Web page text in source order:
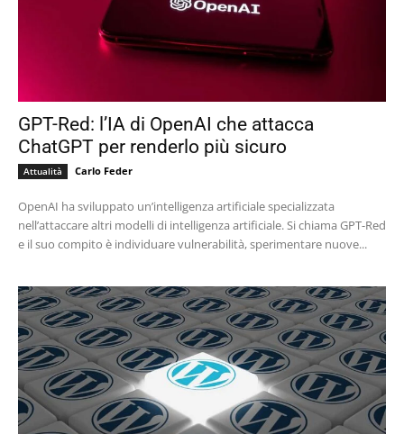
GPT-Red: l’IA di OpenAI che attacca
ChatGPT per renderlo più sicuro
Attualità Carlo Feder
OpenAI ha sviluppato un’intelligenza artificiale specializzata
nell’attaccare altri modelli di intelligenza artificiale. Si chiama GPT-Red
e il suo compito è individuare vulnerabilità, sperimentare nuove...